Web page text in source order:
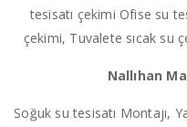
tesisatı çekimi Ofise su
çekimi, Tuvalete sıcak su
Nallıhan
Soğuk su tesisatı Montajı,